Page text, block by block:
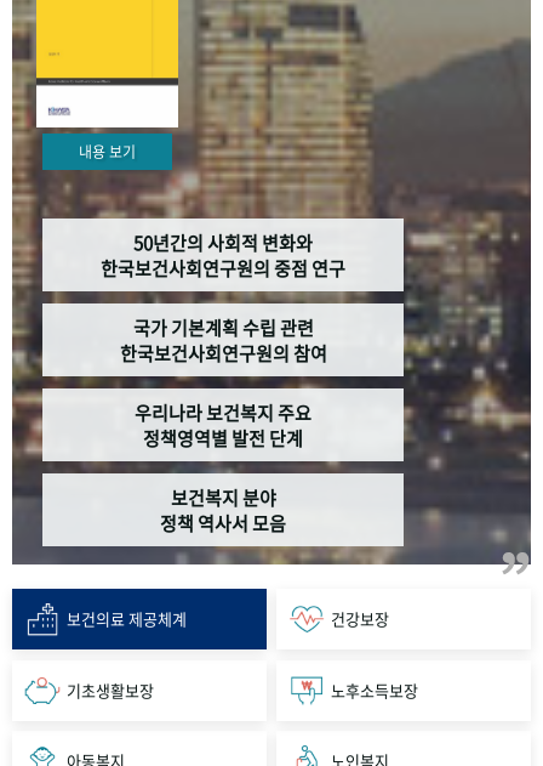
VR 역사관
내용 보기
50년간의 사회적 변화와
한국보건사회연구원의 중점 연구
국가 기본계획 수립 관련
한국보건사회연구원의 참여
우리나라 보건복지 주요
정책영역별 발전 단계
보건복지 분야
정책 역사서 모음
보건의료 제공체계 건강보장
기초생활보장 노후소득보장
아동복지 노인복지